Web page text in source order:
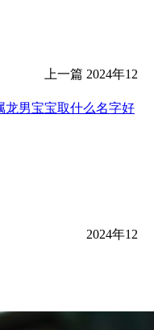
上一篇 2024年12
龙男宝宝取什么名字好
2024年12